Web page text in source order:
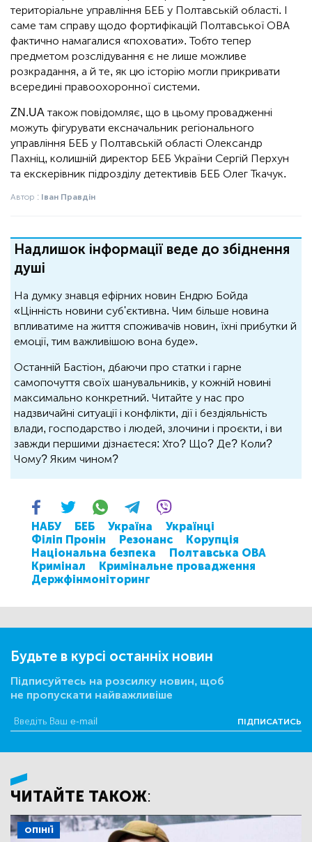
територіальне управління БЕБ у Полтавській області. І
саме там справу щодо фортифікацій Полтавської ОВА
фактично намагалися «поховати». Тобто тепер
предметом розслідування є не лише можливе
розкрадання, а й те, як цю історію могли прикривати
всередині правоохоронної системи.
ZN.UA також повідомляє, що в цьому провадженні
можуть фігурувати ексначальник регіонального
управління БЕБ у Полтавській області Олександр
Пахніц, колишній директор БЕБ України Сергій Перхун
та екскерівник підрозділу детективів БЕБ Олег Ткачук.
Автор : Іван Правдін
Надлишок інформації веде до збіднення
душі
На думку знавця ефірних новин Ендрю Бойда
«Цінність новини суб'єктивна. Чим більше новина
впливатиме на життя споживачів новин, їхні прибутки й
емоції, тим важливішою вона буде».
Останній Бастіон, дбаючи про статки і гарне
самопочуття своїх шанувальників, у кожній новині
максимально конкретний. Читайте у нас про
надзвичайні ситуації і конфлікти, дії і бездіяльність
влади, господарство і людей, злочини і проєкти, і ви
завжди першими дізнаєтеся: Хто? Що? Де? Коли?
Чому? Яким чином?
НАБУ БЕБ Україна
Українці
Філіп Пронін
Резонанс
Корупція
Національна безпека
Полтавська ОВА
Кримінал
Кримінальне провадження
Держфінмоніторинг
Будьте в курсі останніх новин
Підписуйтесь на розсилку новин, щоб
не пропускати найважливіше
ПІДПИСАТИСЬ
ЧИТАЙТЕ ТАКОЖ:
ОПІНІЇ